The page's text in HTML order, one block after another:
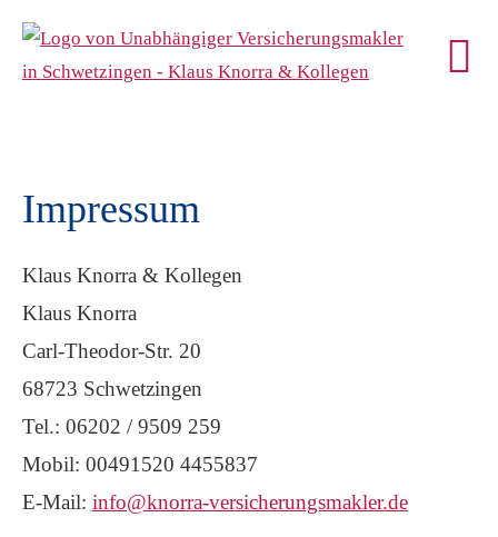
Impressum
Klaus Knorra & Kollegen
Klaus Knorra
Carl-Theodor-Str. 20
68723 Schwetzingen
Tel.: 06202 / 9509 259
Mobil: 00491520 4455837
E-Mail: info@knorra-versicherungsmakler.de